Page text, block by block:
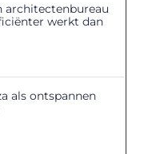
architectenbureau
werkt dan
als ontspannen